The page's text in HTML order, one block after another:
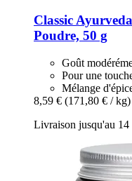
Classic Ayurveda
Poudre, 50 g
Goût
Pour une
Mélange
8,59 € (171,80 € / kg)
Livraison jusqu'au 14